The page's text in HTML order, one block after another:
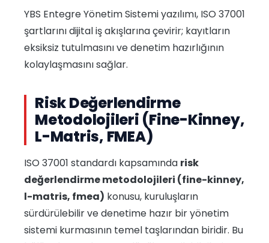
YBS Entegre Yönetim Sistemi yazılımı, ISO 37001
şartlarını dijital iş akışlarına çevirir; kayıtların
eksiksiz tutulmasını ve denetim hazırlığının
kolaylaşmasını sağlar.
Risk Değerlendirme
Metodolojileri (Fine-Kinney,
L-Matris, FMEA)
ISO 37001 standardı kapsamında risk
değerlendirme metodolojileri (fine-kinney,
l-matris, fmea) konusu, kuruluşların
sürdürülebilir ve denetime hazır bir yönetim
sistemi kurmasının temel taşlarından biridir. Bu